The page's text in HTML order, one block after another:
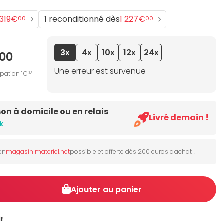
00 1 reconditionné dès1 227€00
00
1€02
3x 4x 10x 12x
24x
Une erreur est survenue
à domicile ou en relais
Livré demain !
magasin materiel.netpossible et offerte dès 200 euros d'achat !
Ajouter au panier